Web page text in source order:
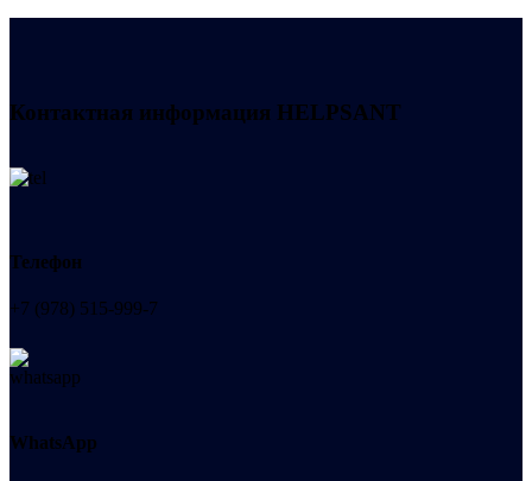
Контактная информация HELPSANT
Телефон
+7 (978) 515-999-7
WhatsApp